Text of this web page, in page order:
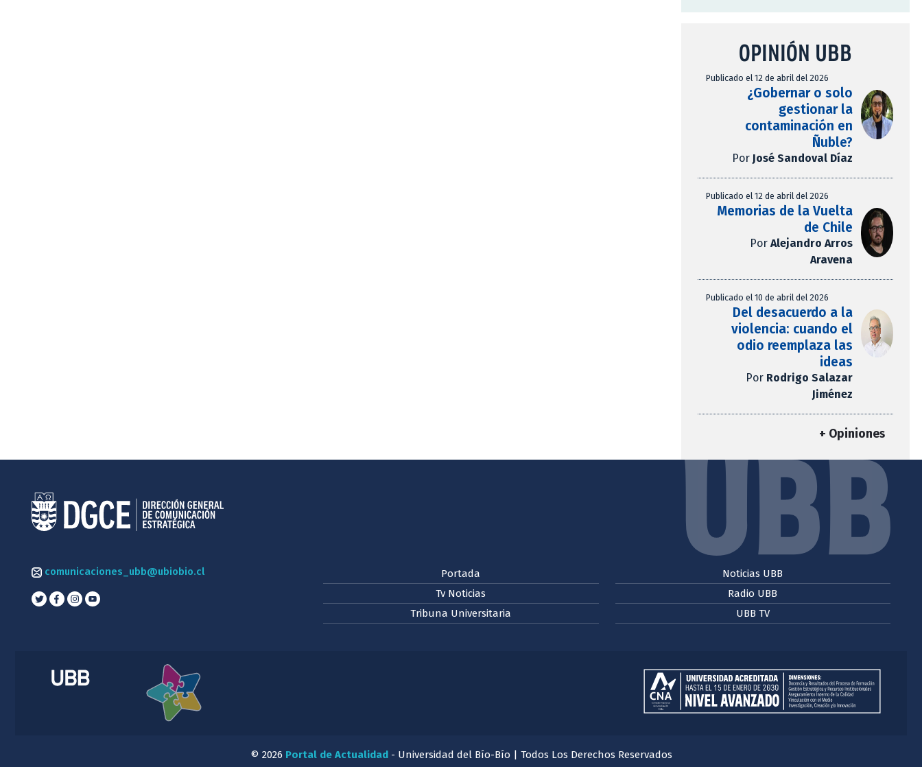
OPINIÓN UBB
Publicado el 12 de abril del 2026
¿Gobernar o solo
gestionar la
contaminación en
Ñuble?
Por José Sandoval Díaz
Publicado el 12 de abril del 2026
Memorias de la Vuelta
de Chile
Por Alejandro Arros
Aravena
Publicado el 10 de abril del 2026
Del desacuerdo a la
violencia: cuando el
odio reemplaza las
ideas
Por Rodrigo Salazar
Jiménez
+ Opiniones
comunicaciones_ubb@ubiobio.cl
Portada
Tv Noticias
Tribuna Universitaria
Noticias UBB
Radio UBB
UBB TV
© 2026 Portal de Actualidad- Universidad del Bío-Bío | Todos Los Derechos Reservados